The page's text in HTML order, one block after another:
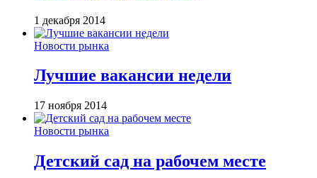
1 декабря 2014
Новости рынка
Лучшие вакансии недели
17 ноября 2014
Новости рынка
Детский сад на рабочем месте